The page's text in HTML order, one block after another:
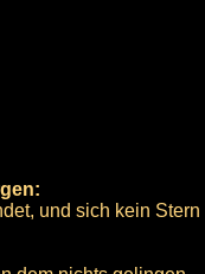
und sich kein Stern